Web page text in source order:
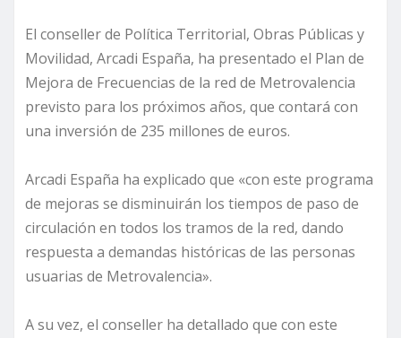
El conseller de Política Territorial, Obras Públicas y
Movilidad, Arcadi España, ha presentado el Plan de
Mejora de Frecuencias de la red de Metrovalencia
previsto para los próximos años, que contará con
una inversión de 235 millones de euros.
Arcadi España ha explicado que «con este programa
de mejoras se disminuirán los tiempos de paso de
circulación en todos los tramos de la red, dando
respuesta a demandas históricas de las personas
usuarias de Metrovalencia».
A su vez, el conseller ha detallado que con este